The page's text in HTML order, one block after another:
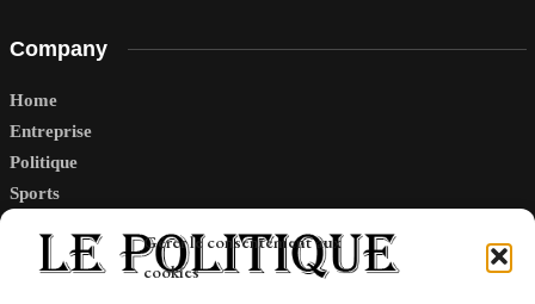
Gérer le consentement aux
cookies
Company
Home
Entreprise
Politique
Sports